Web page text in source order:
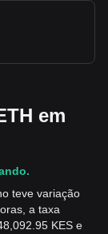
em
teve variação
a taxa
KES e